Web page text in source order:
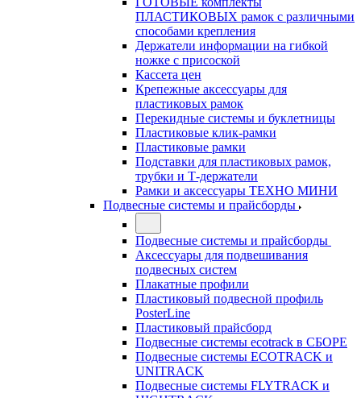
ПЛАСТИКОВЫХ рамок с различными
способами крепления
Держатели информации на гибкой
ножке с присоской
Кассета цен
Крепежные аксессуары для
пластиковых рамок
Перекидные системы и буклетницы
Пластиковые клик-рамки
Пластиковые рамки
Подставки для пластиковых рамок,
трубки и Т-держатели
Рамки и аксессуары ТЕХНО МИНИ
Подвесные системы и прайсборды
Подвесные системы и прайсборды
Аксессуары для подвешивания
подвесных систем
Плакатные профили
Пластиковый подвесной профиль
PosterLine
Пластиковый прайсборд
Подвесные системы ecotrack в СБОРЕ
Подвесные системы ECOTRACK и
UNITRACK
Подвесные системы FLYTRACK и